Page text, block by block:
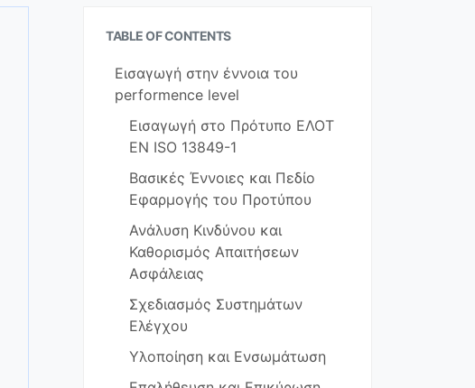
TABLE OF CONTENTS
Εισαγωγή στην έννοια του
performence level
Εισαγωγή στο Πρότυπο ΕΛΟΤ
EN ISO 13849-1
Βασικές Έννοιες και Πεδίο
Εφαρμογής του Προτύπου
Ανάλυση Κινδύνου και
Καθορισμός Απαιτήσεων
Ασφάλειας
Σχεδιασμός Συστημάτων
Ελέγχου
Υλοποίηση και Ενσωμάτωση